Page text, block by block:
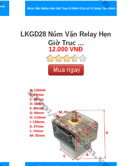
LKGD28 Núm Vặn Relay Hẹn
Giờ Trục ...
12.000 VNĐ